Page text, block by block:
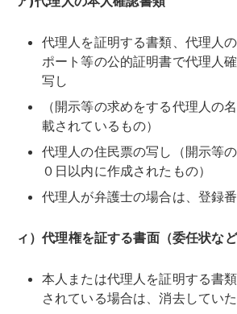
代理人を証明する書類、代理人
ポート等の公的証明書で代理人
写し
（開示等の求めをする代理人の
載されているもの）
代理人の住民票の写し（開示等
０日以内に作成されたもの）
代理人が弁護士の場合は、登録
ィ）代理権を証する書面（委任状など
本人または代理人を証明する書
されている場合は、消去してい